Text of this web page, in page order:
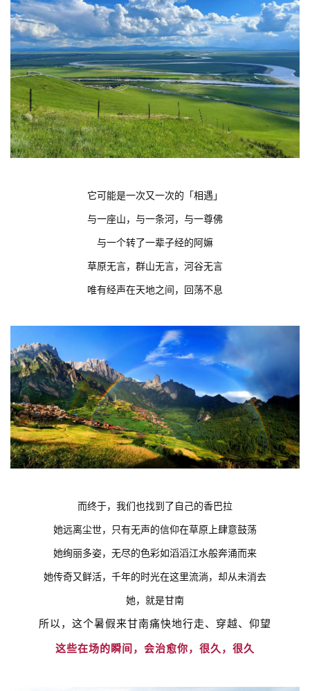
它可能是一次又一次的「相遇」
与一座山，与一条河，与一尊佛
与一个转了一辈子经的阿嫲
草原无言，群山无言，河谷无言
唯有经声在天地之间，回荡不息
而终于，我们也找到了自己的香巴拉
她远离尘世， 只有无声的信仰在草原上肆意鼓荡
她绚丽多姿， 无尽的色彩如滔滔江水般奔涌而来
她传奇又鲜活， 千年的时光在这里流淌，却从未消去
她，就是甘南
所以，这个暑假来甘南痛快地行走、穿越、仰望
这些在场的瞬间， 会治愈你，很久，很久